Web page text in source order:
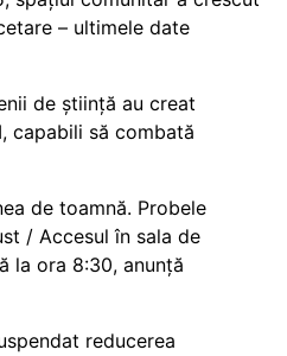
– ultimele date
de știință au creat
capabili să combată
de toamnă. Probele
/ Accesul în sala de
la ora 8:30, anunță
reducerea